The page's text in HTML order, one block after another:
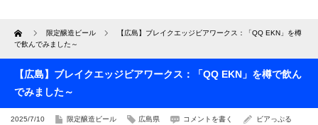
Home 限定醸造ビール
【広島】ブレイクエッジビアワークス：「QQ EKN」を樽
で飲んでみました～
【広島】ブレイクエッジビアワークス：「QQ EKN」を樽で飲ん
でみました～
2025/7/10 限定醸造ビール 広島県 コメントを書く ビアっぷる